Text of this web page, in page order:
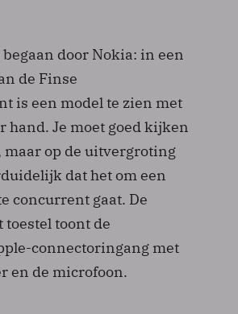
door Nokia: in een
de Finse
is een model te zien met
hand. Je moet goed kijken
maar op de uitvergroting
dat het om een
concurrent gaat. De
toont de
connectoringang met
en de microfoon.